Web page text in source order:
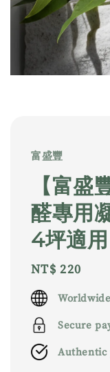
富盛豐
【富盛
醛專用
4坪適
Regular
price
NT$ 220
Secure
Authentic